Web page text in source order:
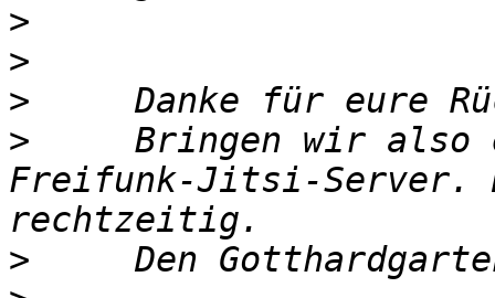
>
>
>
>
Bringen wir also
Freifunk-Jitsi-Server.
>